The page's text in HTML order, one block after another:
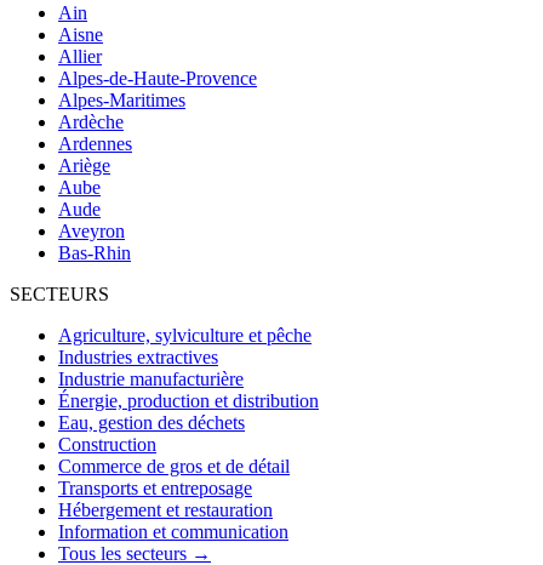
Ain
Aisne
Allier
Alpes-de-Haute-Provence
Alpes-Maritimes
Ardèche
Ardennes
Ariège
Aube
Aude
Aveyron
Bas-Rhin
SECTEURS
Agriculture, sylviculture et pêche
Industries extractives
Industrie manufacturière
Énergie, production et distribution
Eau, gestion des déchets
Construction
Commerce de gros et de détail
Transports et entreposage
Hébergement et restauration
Information et communication
Tous les secteurs →